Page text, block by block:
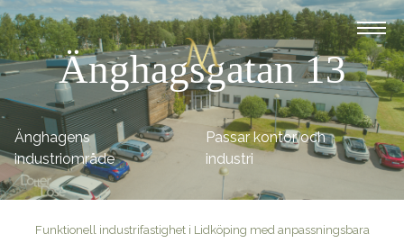
Änghagsgatan 13
Änghagens
industriområde
Passar kontor och
industri
Funktionell industrifastighet i Lidköping med anpassningsbara